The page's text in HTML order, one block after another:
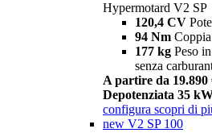
Hypermotard V2 SP
120,4 CV
94 Nm Coppia
177 kg Peso
senza
A partire da 19.890
Depotenziata 35
configura scopri di
new V2 SP 100